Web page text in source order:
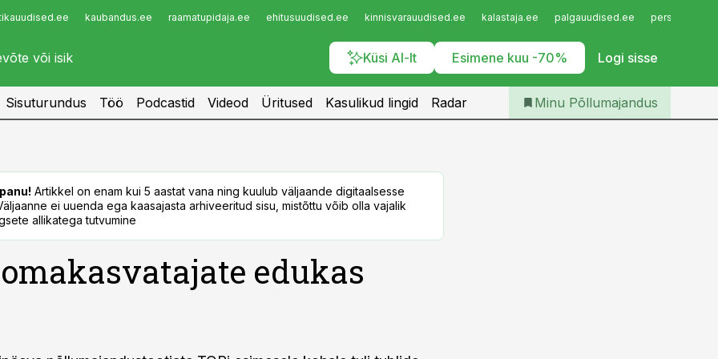
kaubandus.ee raamatupidaja.ee ehitusuudised.ee kinnisvarauudised.ee kalastaja.ee palgauudised.ee
Küsi AI-lt Esimene kuu -70% Logi sisse
Infopank
Iseteenindus
Telli Põllumajandus
Sisuturundus Töö Podcastid Videod Üritused Kasulikud lingid Radar Minu Põllumajandus
Artikkel on enam kui 5 aastat vana ning kuulub väljaande digitaalsesse
ei uuenda ega kaasajasta arhiveeritud sisu, mistõttu võib olla vajalik
allikatega tutvumine
edukas